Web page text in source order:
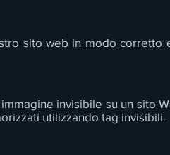
sito web in modo corretto
invisibile su un sito
utilizzando tag invisibili.